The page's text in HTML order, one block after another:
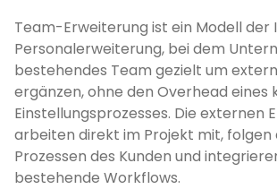
Team-Erweiterung ist ein Modell der
Personalerweiterung, bei dem
bestehendes Team gezielt um
ergänzen, ohne den Overhead eines
Einstellungsprozesses. Die externen
arbeiten direkt im Projekt mit, folgen
Prozessen des Kunden und
bestehende Workflows.